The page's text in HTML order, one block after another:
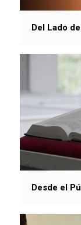
Del Lado
Desde el